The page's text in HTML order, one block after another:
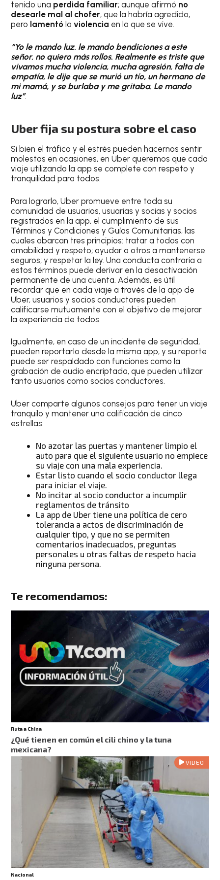
tenido una perdida familiar; aunque afirmó no
desearle mal al chofer, que la habría agredido,
pero lamentó laviolencia en la que se vive.
“Yo le mando luz, le mando bendiciones a este
señor, no quiero más rollos. Realmente es triste que
vivamos mucha violencia, mucha agresión, falta de
empatía, le dije que se murió un tío, un hermano de
mi mamá, y se burlaba y me gritaba. Le mando
luz”.
Uberfija su postura sobre el caso
Si bien el tráfico y el estrés pueden hacernos sentir
molestos en ocasiones, en Uber queremos que cada
viaje utilizando la app se complete con respeto y
tranquilidad para todos.
Para lograrlo, Uber promueve entre toda su
comunidad de usuarios, usuarias y socias y socios
registrados en la app, el cumplimiento de sus
Términos y Condiciones y Guías Comunitarias, las
cuales abarcan tres principios: tratar a todos con
amabilidad y respeto; ayudar a otros a mantenerse
seguros; y respetar la ley. Una conducta contraria a
estos términos puede derivar en la desactivación
permanente de una cuenta. Además, es útil
recordar que en cada viaje a través de la app de
Uber, usuarios y socios conductores pueden
calificarse mutuamente con el objetivo de mejorar
la experiencia de todos.
Igualmente, en caso de un incidente de seguridad,
pueden reportarlo desde la misma app, y su reporte
puede ser respaldado con funciones como la
grabación de audio encriptada, que pueden utilizar
tanto usuarios como socios conductores.
Uber comparte algunos consejos para tener un viaje
tranquilo y mantener una calificación de cinco
estrellas:
No azotar las puertas y mantener limpio el
auto para que el siguiente usuario no empiece
su viaje con una mala experiencia.
Estar listo cuando el socio conductor llega
para iniciar el viaje.
No incitar al socio conductor a incumplir
reglamentos de tránsito
La app de Uber tiene una política de cero
tolerancia a actos de discriminación de
cualquier tipo, y que no se permiten
comentarios inadecuados, preguntas
personales u otras faltas de respeto hacia
ninguna persona.
Te recomendamos:
Ruta a China
¿Qué tienen en común el cili chino y la tuna
mexicana?
VIDEO
Nacional